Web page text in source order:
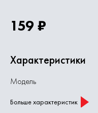
159 ₽
Характеристики
Модель
Больше характеристик